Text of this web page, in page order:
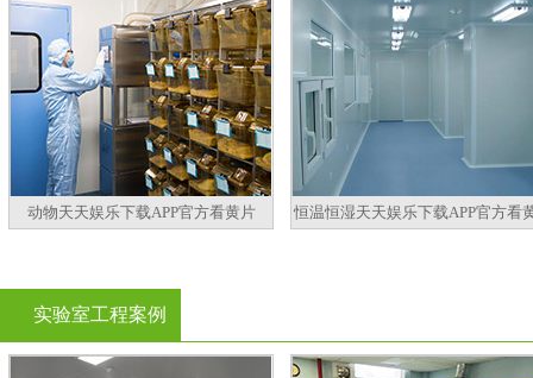
动物天天娱乐下载APP官方看黄片 恒温恒湿天天娱乐下载APP官方看
实验室工程案例